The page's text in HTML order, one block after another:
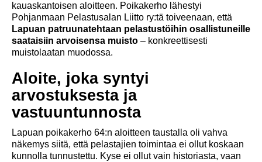
kauaskantoisen aloitteen. Poikakerho lähestyi
Pohjanmaan Pelastusalan Liitto ry:tä toiveenaan, että
Lapuan patruunatehtaan pelastustöihin osallistuneille
saataisiin arvoisensa muisto – konkreettisesti
muistolaatan muodossa.
Aloite, joka syntyi
arvostuksesta ja
vastuuntunnosta
Lapuan poikakerho 64:n aloitteen taustalla oli vahva
näkemys siitä, että pelastajien toimintaa ei ollut koskaan
kunnolla tunnustettu. Kyse ei ollut vain historiasta, vaan